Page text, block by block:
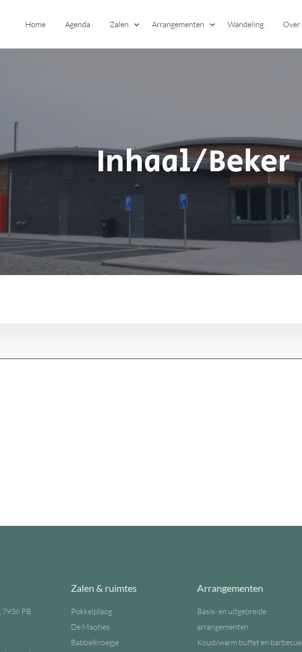
Home
Agenda Zalen Arrangementen Wandeling Over
Inhaal/Beker
7936 PB
Zalen & ruimtes
Pokkelplaog
De Maoties
Babbelkroegje
Arrangementen
Basis- en uitgebreide
arrangementen
Koud/warm buffet en barbecue